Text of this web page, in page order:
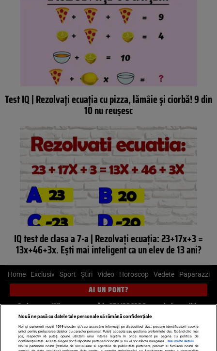
Test IQ | Rezolvați ecuația cu pizza, lămâie și ciorbă! 9 din
10 nu reușesc
IQ test de clasa a 7-a | Rezolvați ecuația: 23+17x+3 =
13x+46+3x. Ești mai inteligent ca un elev de 13 ani?
Home Exclusiv Sport Știri Video Horoscop Vedete Paparazzi
AI UN PONT?
Scrie-ne pe Whatsapp, sună la 0741226226 sau trimite mail la
pont@cancan.ro
Știri interne Știri externe
Politică
Nouă ne pasă ca datele tale personale să rămână confidențiale
Noi și partenerii noștri 1019stocăm și/sau accesăm informații pe dispozitivul dvs., precum identificatorii cookie
unici pentru prelucrarea datelor cu caracter personal. Puteți accepta sau gestiona preferințele dvs. făcând clic mai
jos, respectiv vă puteți opune utilizării unui interes legitim în orice moment pe pagina cu politica de
confidențialitate. Aceste alegeri vor fi raportate partenerilor noștri și nu vă vor afecta navigarea.
Mai multe detalii
Noi si partenerii nostri (retelele de socializare si agentiile de publicitate partenere, precum si furnizorii nostri de